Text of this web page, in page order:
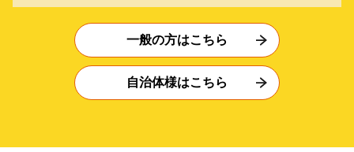
一般の方はこちら
自治体様はこちら